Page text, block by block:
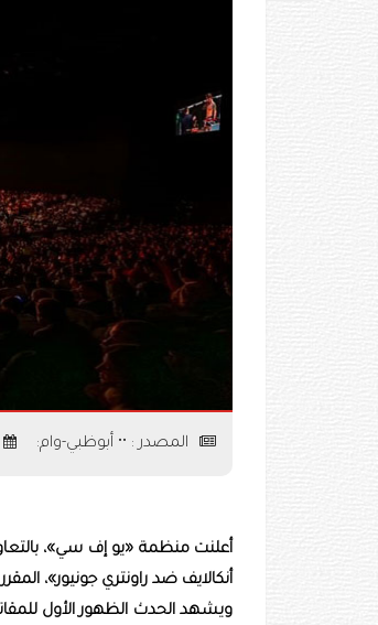
المصدر : •• أبوظبي-وام:
أعلنت منظمة «يو إف سي»،
أنكالايف ضد راونتري جونيور»، المقرر إقامتها يوم 25 يوليو الجاري في